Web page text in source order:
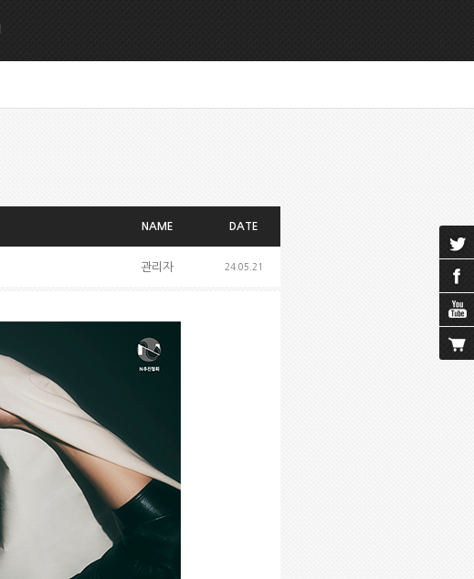
NAME DATE
관리자 24.05.21